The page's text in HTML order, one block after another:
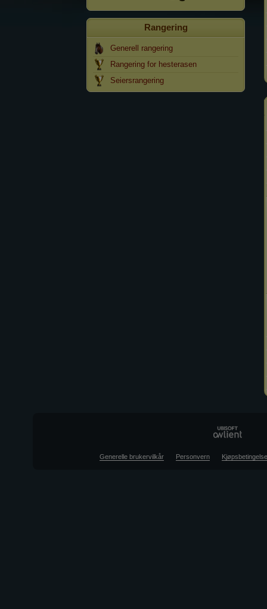
Rangering
Generell rangering
Rangering for hesterasen
Seiersrangering
Generelle brukervilkår Personvern